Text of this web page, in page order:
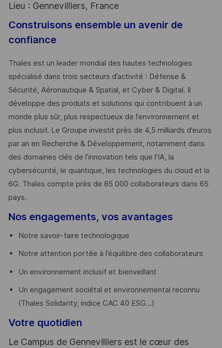
Lieu : Gennevilliers, France
Construisons ensemble un avenir de
confiance
Thales est un leader mondial des hautes technologies
spécialisé dans trois secteurs d’activité : Défense &
Sécurité, Aéronautique & Spatial, et Cyber & Digital. Il
développe des produits et solutions qui contribuent à un
monde plus sûr, plus respectueux de l’environnement et
plus inclusif. Le Groupe investit près de 4,5 milliards d’euros
par an en Recherche & Développement, notamment dans
des domaines clés de l’innovation tels que l’IA, la
cybersécurité, le quantique, les technologies du cloud et la
6G. Thales compte près de 85 000 collaborateurs dans 65
pays. ​
Nos engagements, vos avantages
Notre savoir-faire technologique
Notre attention portée à l’équilibre des collaborateurs
Un environnement inclusif et bienveillant
Un engagement sociétal et environnemental reconnu
(Thales Solidarity, indice CAC 40 ESG…)
Votre quotidien
Le Campus de Gennevilliers est le cœur des